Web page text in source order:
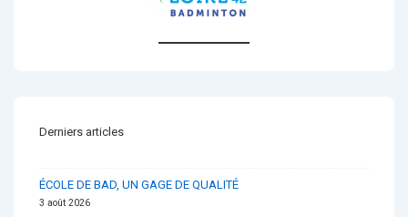
Derniers articles
ÉCOLE DE BAD, UN GAGE DE QUALITÉ
3 août 2026